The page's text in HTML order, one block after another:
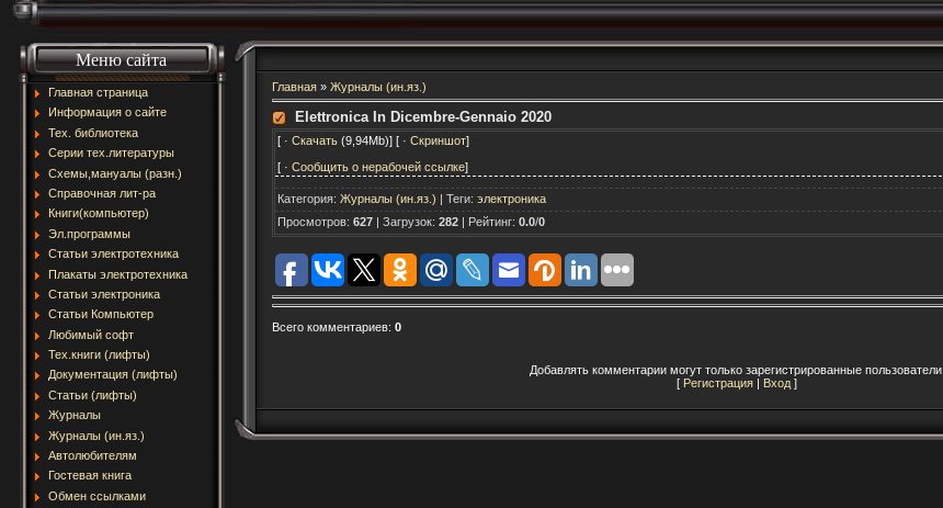
Меню сайта
Главная страница
Информация о сайте
Тех. библиотека
Серии тех.литературы
Схемы,мануалы (разн.)
Справочная лит-ра
Книги(компьютер)
Эл.программы
Статьи электротехника
Плакаты электротехника
Статьи электроника
Статьи Компьютер
Любимый софт
Тех.книги (лифты)
Документация (лифты)
Статьи (лифты)
Журналы
Журналы (ин.яз.)
Автолюбителям
Гостевая книга
Обмен ссылками
Главная» Журналы (ин.яз.)
Elettronica In Dicembre-Gennaio 2020
[ · Скачать (9,94Mb)] [ · Скриншот]
[ · Сообщить о нерабочей ссылке]
Категория: Журналы (ин.яз.) | Теги: электроника
Просмотров: 627| Загрузок: 282| Рейтинг: 0.0/0
Всего комментариев: 0
Добавлять комментарии могут только зарегистрированные пользователи.
[ Регистрация | Вход ]